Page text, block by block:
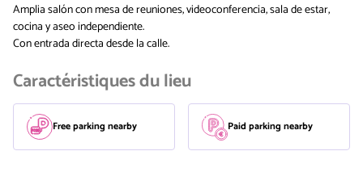
Amplia salón con mesa de reuniones, videoconferencia, sala de estar,
cocina y aseo independiente.
Con entrada directa desde la calle.
Caractéristiques du lieu
Free parking nearby Paid parking nearby